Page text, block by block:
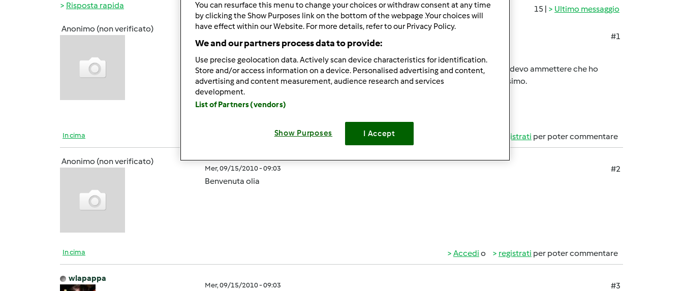
15 | Ultimo messaggio
Risposta rapida
Anonimo (non verificato)
#1
Un grande ciao a tutte voi!
Ho acquistato da pochi giorni il Bimby. Sono molto contenta dell'acquisto fatto ma devo ammettere che ho
alcune difficoltà ad usarlo Spero però nel vostro aiuto per poterlo sfruttare al massimo.
Grazie di cuore e buona giornata.
In cima registrati per poter commentare
Anonimo (non verificato)
Mer, 09/15/2010 - 09:03
#2
Benvenuta olia
In cima Accedi o registrati per poter commentare
wlapappa
Mer, 09/15/2010 - 09:03 #3
You can resurface this menu to change your choices or withdraw consent at any time
by clicking the Show Purposes link on the bottom of the webpage .Your choices will
have effect within our Website. For more details, refer to our Privacy Policy.
We and our partners process data to provide:
Use precise geolocation data. Actively scan device characteristics for identification.
Store and/or access information on a device. Personalised advertising and content,
advertising and content measurement, audience research and services
development.
List of Partners (vendors)
Show Purposes I Accept